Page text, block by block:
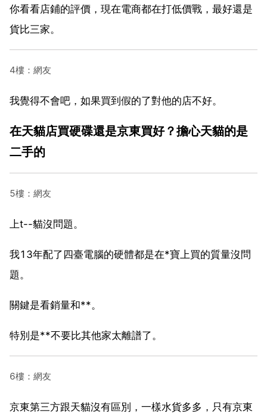
你看看店鋪的評價，現在電商都在打低價戰，最好還是
貨比三家。
4樓：網友
我覺得不會吧，如果買到假的了對他的店不好。
在天貓店買硬碟還是京東買好？擔心天貓的是
二手的
5樓：網友
上t--貓沒問題。
我13年配了四臺電腦的硬體都是在*寶上買的質量沒問
題。
關鍵是看銷量和**。
特別是**不要比其他家太離譜了。
6樓：網友
京東第三方跟天貓沒有區別，一樣水貨多多，只有京東